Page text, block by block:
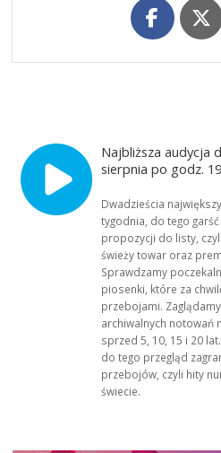
Najbliższa audycja
sierpnia po godz.
Dwadzieścia
tygodnia, do tego
propozycji do listy,
świeży towar oraz
Sprawdzamy
piosenki, które za
przebojami.
archiwalnych notowań
sprzed 5, 10, 15 i 20
do tego przegląd
przebojów, czyli hity
świecie.